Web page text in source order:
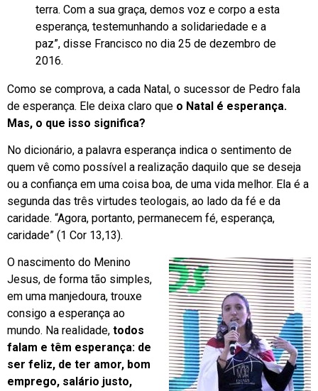
terra. Com a sua graça, demos voz e corpo a esta
esperança, testemunhando a solidariedade e a
paz”, disse Francisco no dia 25 de dezembro de
2016.
Como se comprova, a cada Natal, o sucessor de Pedro fala
de esperança. Ele deixa claro que o Natal é esperança.
Mas, o que isso significa?
No dicionário, a palavra esperança indica o sentimento de
quem vê como possível a realização daquilo que se deseja
ou a confiança em uma coisa boa, de uma vida melhor. Ela é a
segunda das três virtudes teologais, ao lado da fé e da
caridade. “Agora, portanto, permanecem fé, esperança,
caridade” (1 Cor 13,13).
O nascimento do Menino
Jesus, de forma tão simples,
em uma manjedoura, trouxe
consigo a esperança ao
mundo. Na realidade, todos
falam e têm esperança: de
ser feliz, de ter amor, bom
emprego, salário justo,